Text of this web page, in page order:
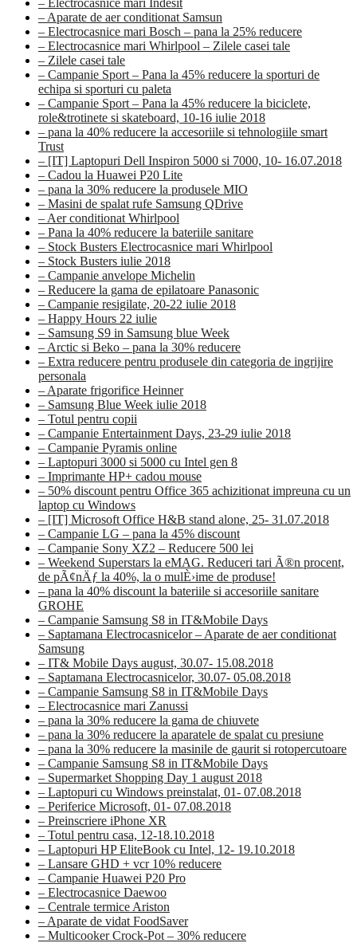
– Aparate de aer conditionat Samsun
– Electrocasnice mari Bosch – pana la 25% reducere
– Electrocasnice mari Whirlpool – Zilele casei tale
– Zilele casei tale
– Campanie Sport – Pana la 45% reducere la sporturi de
echipa si sporturi cu paleta
– Campanie Sport – Pana la 45% reducere la biciclete,
role&trotinete si skateboard, 10-16 iulie 2018
– pana la 40% reducere la accesoriile si tehnologiile smart
Trust
– [IT] Laptopuri Dell Inspiron 5000 si 7000, 10- 16.07.2018
– Cadou la Huawei P20 Lite
– pana la 30% reducere la produsele MIO
– Masini de spalat rufe Samsung QDrive
– Aer conditionat Whirlpool
– Pana la 40% reducere la bateriile sanitare
– Stock Busters Electrocasnice mari Whirlpool
– Stock Busters iulie 2018
– Campanie anvelope Michelin
– Reducere la gama de epilatoare Panasonic
– Campanie resigilate, 20-22 iulie 2018
– Happy Hours 22 iulie
– Samsung S9 in Samsung blue Week
– Arctic si Beko – pana la 30% reducere
– Extra reducere pentru produsele din categoria de ingrijire
personala
– Aparate frigorifice Heinner
– Samsung Blue Week iulie 2018
– Totul pentru copii
– Campanie Entertainment Days, 23-29 iulie 2018
– Campanie Pyramis online
– Laptopuri 3000 si 5000 cu Intel gen 8
– Imprimante HP+ cadou mouse
– 50% discount pentru Office 365 achizitionat impreuna cu un
laptop cu Windows
– [IT] Microsoft Office H&B stand alone, 25- 31.07.2018
– Campanie LG – pana la 45% discount
– Campanie Sony XZ2 – Reducere 500 lei
– Weekend Superstars la eMAG. Reduceri tari Ã®n procent,
de pÃ¢nÄƒ la 40%, la o mulÈ›ime de produse!
– pana la 40% discount la bateriile si accesoriile sanitare
GROHE
– Campanie Samsung S8 in IT&Mobile Days
– Saptamana Electrocasnicelor – Aparate de aer conditionat
Samsung
– IT& Mobile Days august, 30.07- 15.08.2018
– Saptamana Electrocasnicelor, 30.07- 05.08.2018
– Campanie Samsung S8 in IT&Mobile Days
– Electrocasnice mari Zanussi
– pana la 30% reducere la gama de chiuvete
– pana la 30% reducere la aparatele de spalat cu presiune
– pana la 30% reducere la masinile de gaurit si rotopercutoare
– Campanie Samsung S8 in IT&Mobile Days
– Supermarket Shopping Day 1 august 2018
– Laptopuri cu Windows preinstalat, 01- 07.08.2018
– Periferice Microsoft, 01- 07.08.2018
– Preinscriere iPhone XR
– Totul pentru casa, 12-18.10.2018
– Laptopuri HP EliteBook cu Intel, 12- 19.10.2018
– Lansare GHD + vcr 10% reducere
– Campanie Huawei P20 Pro
– Electrocasnice Daewoo
– Centrale termice Ariston
– Aparate de vidat FoodSaver
– Multicooker Crock-Pot – 30% reducere